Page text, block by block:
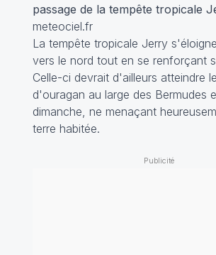
passage de la tempête tropicale
meteociel.fr
La tempête tropicale Jerry
vers le nord tout en se renforçant
Celle-ci devrait d'ailleurs atteindre
d'ouragan au large des Bermudes
dimanche, ne menaçant
terre habitée.